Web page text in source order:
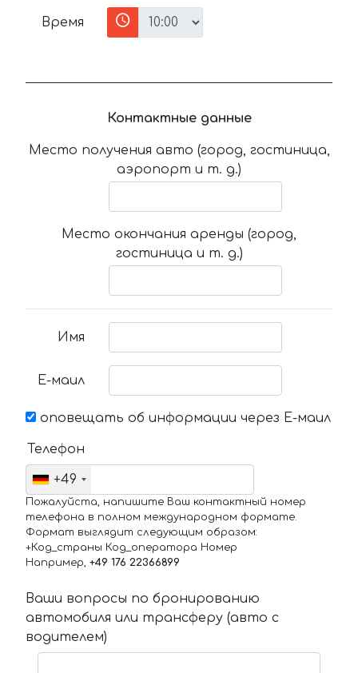
Время
Контактные данные
Место получения авто (город, гостиница,
аэропорт и т. д.)
Место окончания аренды (город,
гостиница и т. д.)
Имя
Е-маил
оповещать об информации через Е-маил
Телефон
+49
Пожалуйста, напишите Ваш контактный номер
телефона в полном международном формате.
Формат выглядит следующим образом:
+Код_страны Код_оператора Номер
Например, +49 176 22366899
Ваши вопросы по бронированию
автомобиля или трансферу (авто с
водителем)